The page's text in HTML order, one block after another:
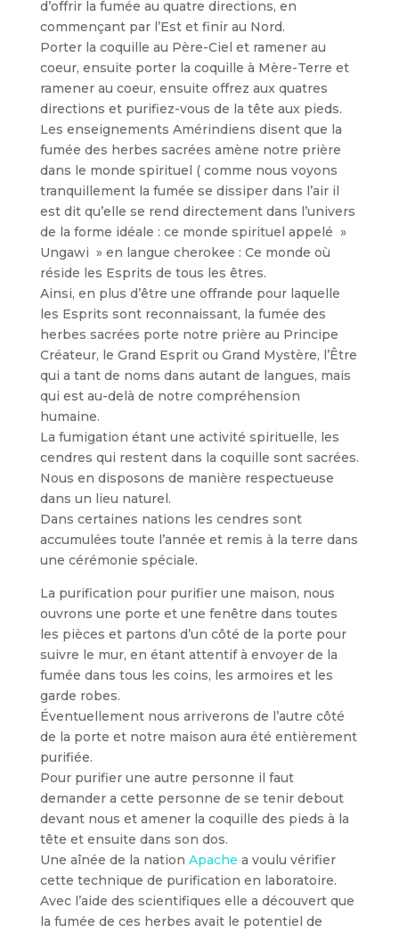
d’offrir la fumée au quatre directions, en
commençant par l’Est et finir au Nord.
Porter la coquille au Père-Ciel et ramener au
coeur, ensuite porter la coquille à Mère-Terre et
ramener au coeur, ensuite offrez aux quatres
directions et purifiez-vous de la tête aux pieds.
Les enseignements Amérindiens disent que la
fumée des herbes sacrées amène notre prière
dans le monde spirituel ( comme nous voyons
tranquillement la fumée se dissiper dans l’air il
est dit qu’elle se rend directement dans l’univers
de la forme idéale : ce monde spirituel appelé »
Ungawi » en langue cherokee : Ce monde où
réside les Esprits de tous les êtres.
Ainsi, en plus d’être une offrande pour laquelle
les Esprits sont reconnaissant, la fumée des
herbes sacrées porte notre prière au Principe
Créateur, le Grand Esprit ou Grand Mystère, l’Être
qui a tant de noms dans autant de langues, mais
qui est au-delà de notre compréhension
humaine.
La fumigation étant une activité spirituelle, les
cendres qui restent dans la coquille sont sacrées.
Nous en disposons de manière respectueuse
dans un lieu naturel.
Dans certaines nations les cendres sont
accumulées toute l’année et remis à la terre dans
une cérémonie spéciale.
La purification pour purifier une maison, nous
ouvrons une porte et une fenêtre dans toutes
les pièces et partons d’un côté de la porte pour
suivre le mur, en étant attentif à envoyer de la
fumée dans tous les coins, les armoires et les
garde robes.
Éventuellement nous arriverons de l’autre côté
de la porte et notre maison aura été entièrement
purifiée.
Pour purifier une autre personne il faut
demander a cette personne de se tenir debout
devant nous et amener la coquille des pieds à la
tête et ensuite dans son dos.
Une aînée de la nation Apache a voulu vérifier
cette technique de purification en laboratoire.
Avec l’aide des scientifiques elle a découvert que
la fumée de ces herbes avait le potentiel de